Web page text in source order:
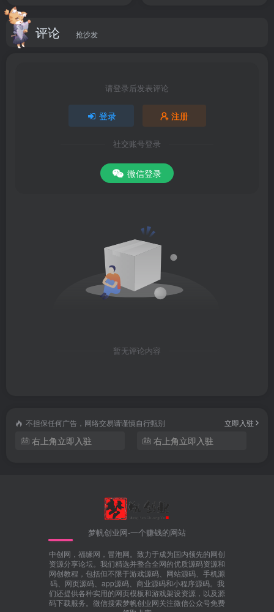
评论 抢沙发
请登录后发表评论
登录 注册
社交账号登录
微信登录
暂无评论内容
不担保任何广告，网络交易请谨慎自行甄别 立即入驻
右上角立即入驻 右上角立即入驻
梦帆创业网-一个赚钱的网站
中创网，福缘网，冒泡网。致力于成为国内领先的网创
资源分享论坛。我们精选并整合全网的优质源码资源和
网创教程，包括但不限于游戏源码、网站源码、手机源
码、网页源码、app源码、商业源码和小程序源码。我
们还提供各种实用的网页模板和游戏架设资源，以及源
码下载服务。微信搜索梦帆创业网关注微信公众号免费